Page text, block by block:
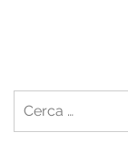
per: